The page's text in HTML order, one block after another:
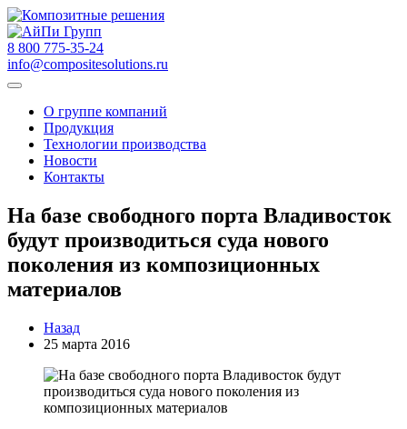
8 800 775-35-24
info@compositesolutions.ru
О группе компаний
Продукция
Технологии производства
Новости
Контакты
На базе свободного порта Владивосток
будут производиться суда нового
поколения из композиционных
материалов
Назад
25 марта 2016